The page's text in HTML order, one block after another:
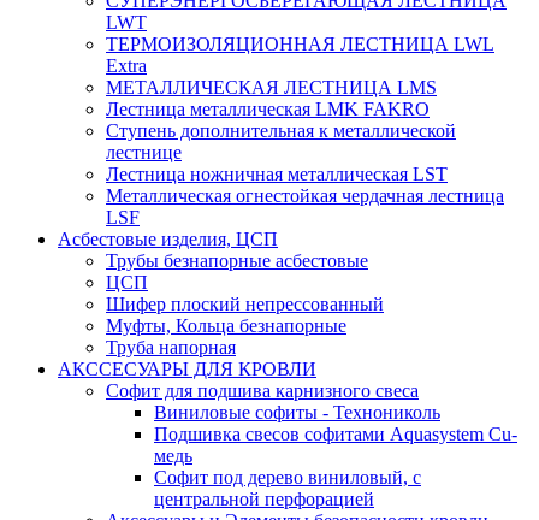
LWT
ТЕРМОИЗОЛЯЦИОННАЯ ЛЕСТНИЦА LWL
Extra
МЕТАЛЛИЧЕСКАЯ ЛЕСТНИЦА LMS
Лестница металлическая LMK FAKRO
Ступень дополнительная к металлической
лестнице
Лестница ножничная металлическая LST
Металлическая огнестойкая чердачная лестница
LSF
Асбестовые изделия, ЦСП
Трубы безнапорные асбестовые
ЦСП
Шифер плоский непрессованный
Муфты, Кольца безнапорные
Труба напорная
АКССЕСУАРЫ ДЛЯ КРОВЛИ
Софит для подшива карнизного свеса
Виниловые софиты - Технониколь
Подшивка свесов софитами Aquasystem Cu-
медь
Софит под дерево виниловый, с
центральной перфорацией